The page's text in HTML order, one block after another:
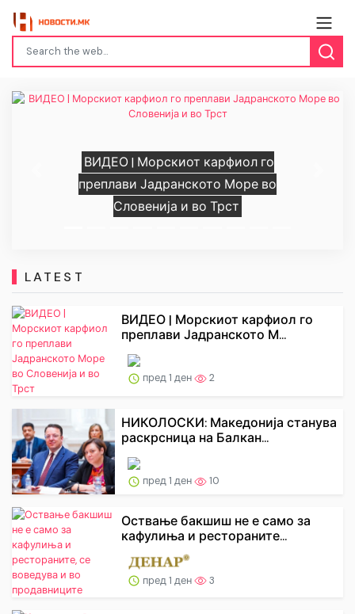
ВИДЕО | Морскиот карфиол го
преплави Јадранското Море во
Словенија и во Трст
LATEST
ВИДЕО | Морскиот карфиол го
преплави Јадранското М...
пред 1 ден 2
НИКОЛОСКИ: Македонија станува
раскрсница на Балкан...
пред 1 ден 10
Оствање бакшиш не е само за
кафулиња и рестораните...
пред 1 ден 3